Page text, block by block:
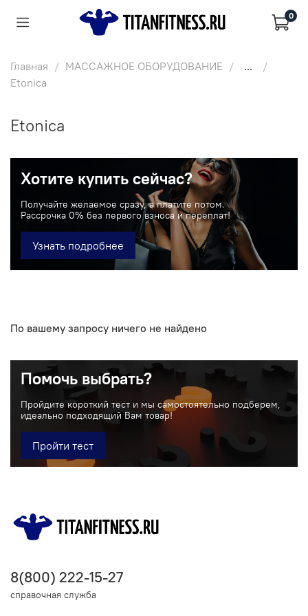
0
Главная МАССАЖНОЕ ОБОРУДОВАНИЕ
...
Etonica
Etonica
Хотите купить сейчас?
Получайте желаемое сразу, а платите потом.
Рассрочка 0% без первого взноса и переплат!
Узнать подробнее
По вашему запросу ничего не найдено
Помочь выбрать?
Пройдите короткий тест и мы самостоятельно подберем,
идеально подходящий Вам товар!
Пройти тест
8(800) 222-15-27
справочная служба